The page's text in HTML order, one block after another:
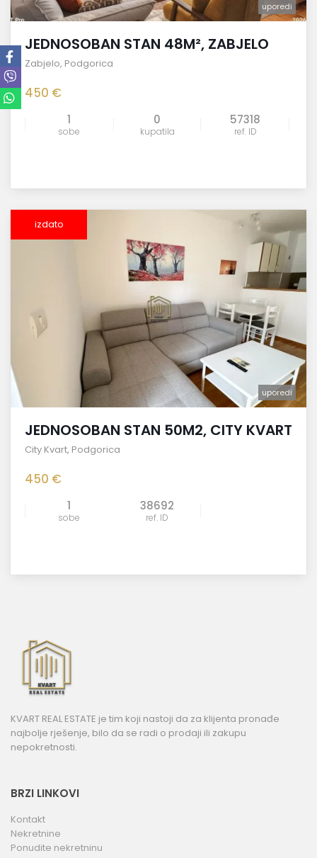
uporedi
JEDNOSOBAN STAN 48M², ZABJELO
Zabjelo, Podgorica
450 €
1
sobe
0
kupatila
57318
ref. ID
izdato
uporedi
JEDNOSOBAN STAN 50M2, CITY KVART
City Kvart, Podgorica
450 €
1
sobe
38692
ref. ID
KVART REAL ESTATE je tim koji nastoji da za klijenta pronađe
najbolje rješenje, bilo da se radi o prodaji ili zakupu
nepokretnosti.
BRZI LINKOVI
Kontakt
Nekretnine
Ponudite nekretninu